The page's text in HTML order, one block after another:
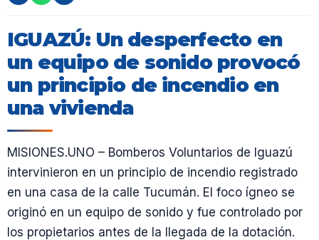
IGUAZÚ: Un desperfecto en
un equipo de sonido provocó
un principio de incendio en
una vivienda
MISIONES.UNO – Bomberos Voluntarios de Iguazú
intervinieron en un principio de incendio registrado
en una casa de la calle Tucumán. El foco ígneo se
originó en un equipo de sonido y fue controlado por
los propietarios antes de la llegada de la dotación.